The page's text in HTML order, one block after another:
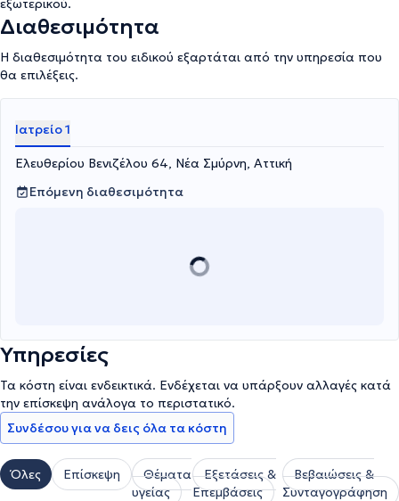
εξωτερικού.
Διαθεσιμότητα
Η διαθεσιμότητα του ειδικού εξαρτάται από την υπηρεσία που
θα επιλέξεις.
Ιατρείο 1
Ελευθερίου Βενιζέλου 64, Νέα Σμύρνη, Αττική
Επόμενη διαθεσιμότητα
Υπηρεσίες
Τα κόστη είναι ενδεικτικά. Ενδέχεται να υπάρξουν αλλαγές κατά
την επίσκεψη ανάλογα το περιστατικό.
Συνδέσου για να δεις όλα τα κόστη
Όλες Επίσκεψη
Θέματα
υγείας
Εξετάσεις &
Επεμβάσεις
Βεβαιώσεις &
Συνταγογράφηση